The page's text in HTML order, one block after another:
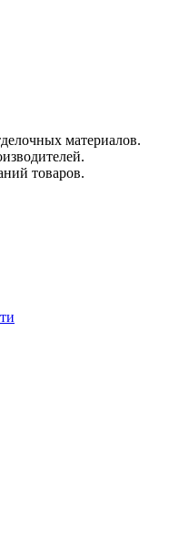
материалов.
товаров.